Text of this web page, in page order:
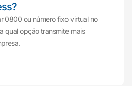
0800 ou número fixo virtual no
qual opção transmite mais